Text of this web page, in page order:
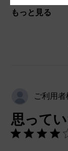
もっと見る
ご利用者
思って